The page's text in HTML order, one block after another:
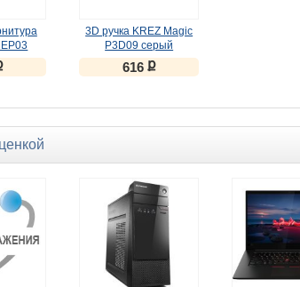
3D ручка KREZ Magic
P3D09 серый
616 ք